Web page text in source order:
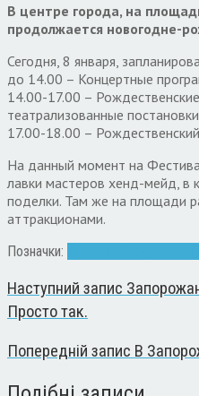
В центре города, на
продолжается новогодне-
Сегодня, 8 января,
до 14.00 – Концертные
14.00-17.00 – Рождественские
театрализованные
17.00-18.00 – Рождественский
На данный момент на
лавки мастеров хенд-мейд, в
поделки. Там же на площади
аттракционами.
Позначки:
Наступний запис
Просто так.
Попередній запис В